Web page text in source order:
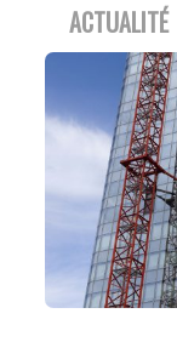
ACTUALITÉ